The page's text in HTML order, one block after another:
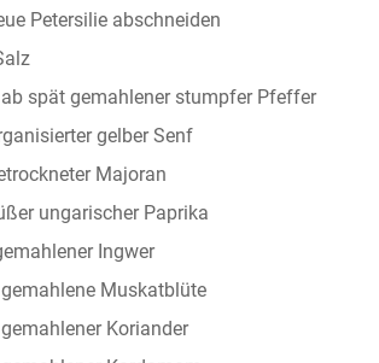
Petersilie abschneiden
ab spät gemahlener stumpfer Pfeffer
gelber Senf
Majoran
ungarischer Paprika
Ingwer
gemahlene Muskatblüte
gemahlener Koriander